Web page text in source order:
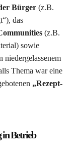
Bürger (z.B.
das
(z.B.
sowie
niedergelassenem
Thema war eine
„Rezept-
in Betrieb